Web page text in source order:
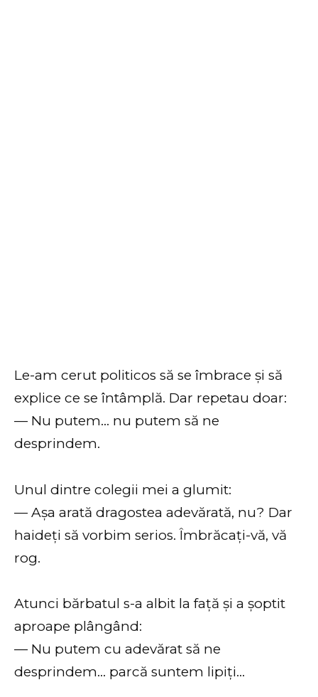
Le-am cerut politicos să se îmbrace și să
explice ce se întâmplă. Dar repetau doar:
— Nu putem… nu putem să ne
desprindem.
Unul dintre colegii mei a glumit:
— Așa arată dragostea adevărată, nu? Dar
haideți să vorbim serios. Îmbrăcați-vă, vă
rog.
Atunci bărbatul s-a albit la față și a șoptit
aproape plângând:
— Nu putem cu adevărat să ne
desprindem… parcă suntem lipiți…